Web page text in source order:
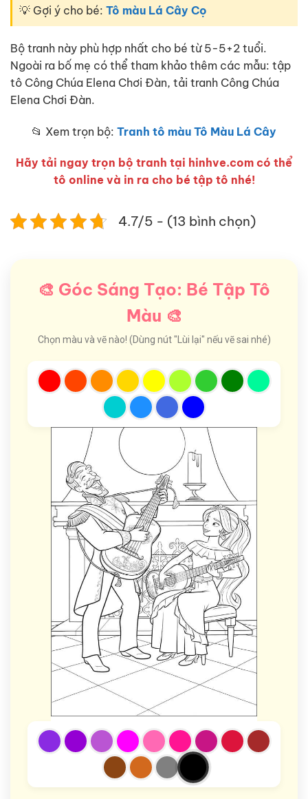
💡 Gợi ý cho bé: Tô màu Lá Cây Cọ
Bộ tranh này phù hợp nhất cho bé từ 5-5+2 tuổi.
Ngoài ra bố mẹ có thể tham khảo thêm các mẫu: tập
tô Công Chúa Elena Chơi Đàn, tải tranh Công Chúa
Elena Chơi Đàn.
📂 Xem trọn bộ: Tranh tô màu Tô Màu Lá Cây
Hãy tải ngay trọn bộ tranh tại hinhve.com có thể
tô online và in ra cho bé tập tô nhé!
4.7/5 - (13 bình chọn)
🎨 Góc Sáng Tạo: Bé Tập Tô
Màu 🎨
Chọn màu và vẽ nào! (Dùng nút "Lùi lại" nếu vẽ sai nhé)